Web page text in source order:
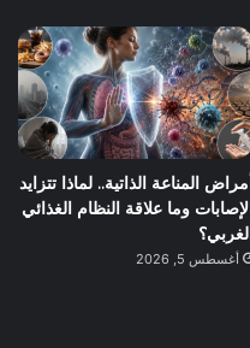
أمراض المناعة الذاتية.. لماذا تتزايد
الإصابات وما علاقة النظام الغذائي
الغربي؟
أغسطس 5, 2026